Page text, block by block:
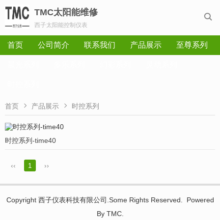

TMC太阳能维修
西子太阳能控制仪表
首页 公司简介 联系我们 产品展示 至尊系列
首页  产品展示  时控系列
时控系列-time40
‹‹ 1 ››
Copyright 西子仪表科技有限公司.Some Rights Reserved. Powered
By TMC.